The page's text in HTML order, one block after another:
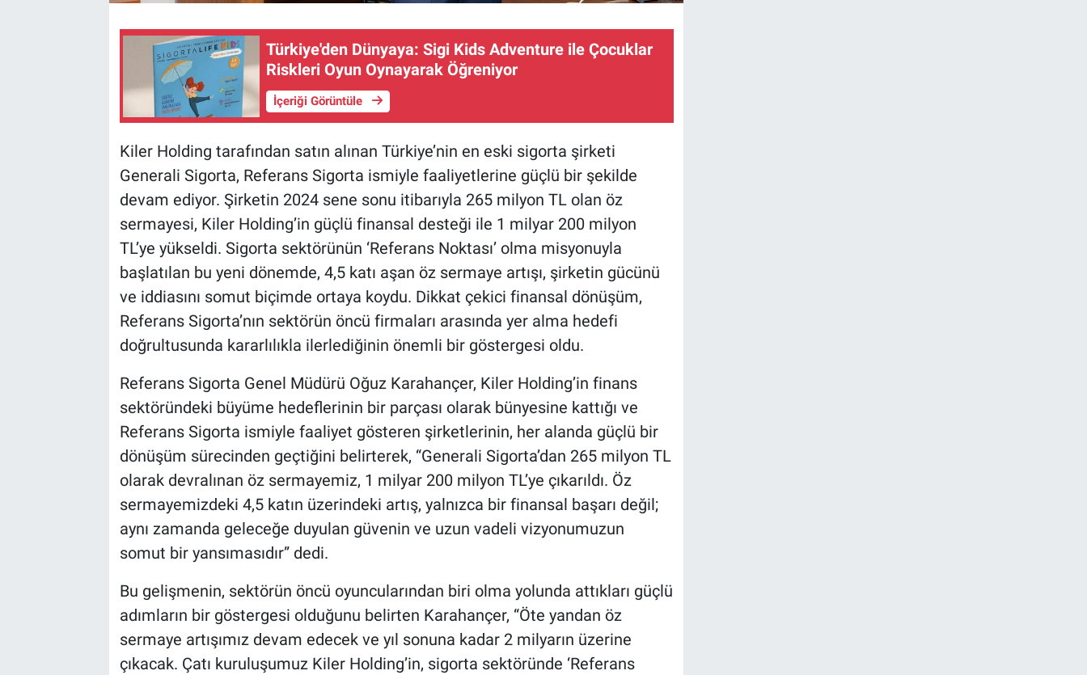
Türkiye'den Dünyaya: Sigi Kids Adventure ile Çocuklar
Riskleri Oyun Oynayarak Öğreniyor
İçeriği Görüntüle
Kiler Holding tarafından satın alınan Türkiye’nin en eski sigorta şirketi
Generali Sigorta, Referans Sigorta ismiyle faaliyetlerine güçlü bir şekilde
devam ediyor. Şirketin 2024 sene sonu itibarıyla 265 milyon TL olan öz
sermayesi, Kiler Holding’in güçlü finansal desteği ile 1 milyar 200 milyon
TL’ye yükseldi. Sigorta sektörünün ‘Referans Noktası’ olma misyonuyla
başlatılan bu yeni dönemde, 4,5 katı aşan öz sermaye artışı, şirketin gücünü
ve iddiasını somut biçimde ortaya koydu. Dikkat çekici finansal dönüşüm,
Referans Sigorta’nın sektörün öncü firmaları arasında yer alma hedefi
doğrultusunda kararlılıkla ilerlediğinin önemli bir göstergesi oldu.
Referans Sigorta Genel Müdürü Oğuz Karahançer, Kiler Holding’in finans
sektöründeki büyüme hedeflerinin bir parçası olarak bünyesine kattığı ve
Referans Sigorta ismiyle faaliyet gösteren şirketlerinin, her alanda güçlü bir
dönüşüm sürecinden geçtiğini belirterek, “Generali Sigorta’dan 265 milyon TL
olarak devralınan öz sermayemiz, 1 milyar 200 milyon TL’ye çıkarıldı. Öz
sermayemizdeki 4,5 katın üzerindeki artış, yalnızca bir finansal başarı değil;
aynı zamanda geleceğe duyulan güvenin ve uzun vadeli vizyonumuzun
somut bir yansımasıdır” dedi.
Bu gelişmenin, sektörün öncü oyuncularından biri olma yolunda attıkları güçlü
adımların bir göstergesi olduğunu belirten Karahançer, “Öte yandan öz
sermaye artışımız devam edecek ve yıl sonuna kadar 2 milyarın üzerine
çıkacak. Çatı kuruluşumuz Kiler Holding’in, sigorta sektöründe ‘Referans